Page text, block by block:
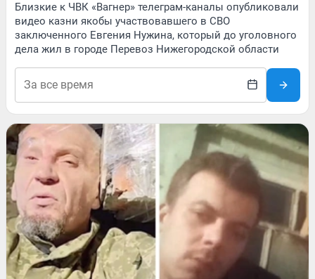
Близкие к ЧВК «Вагнер» телеграм-каналы опубликовали
видео казни якобы участвовавшего в СВО
заключенного Евгения Нужина, который до уголовного
дела жил в городе Перевоз Нижегородской области